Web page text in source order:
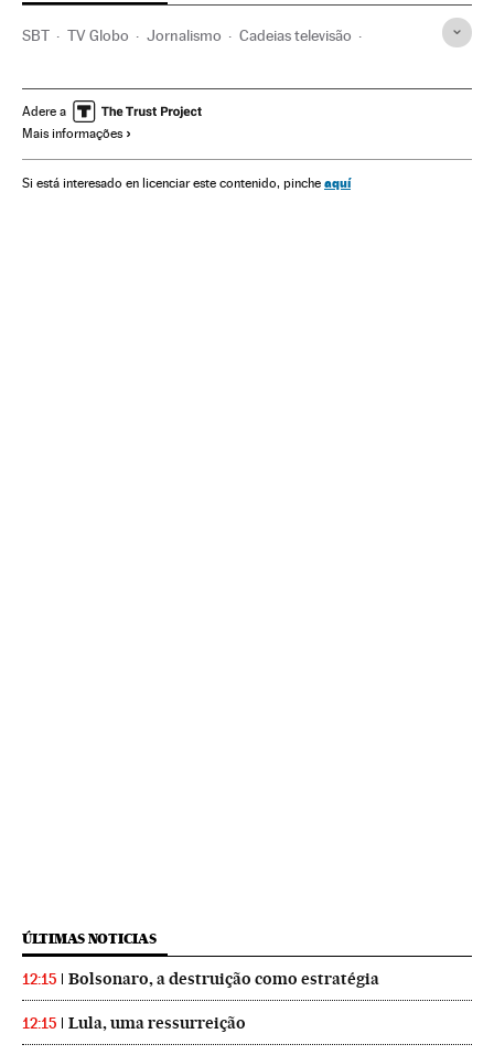
SBT TV Globo Jornalismo Cadeias televisão
América do Sul América Latina
Televisão
Meios comunicação Sociedade Comunicação
Adere a
Mais informações
Si está interesado en licenciar este contenido, pinche aquí
ÚLTIMAS NOTICIAS
12:15 Bolsonaro, a destruição como estratégia
12:15 Lula, uma ressurreição